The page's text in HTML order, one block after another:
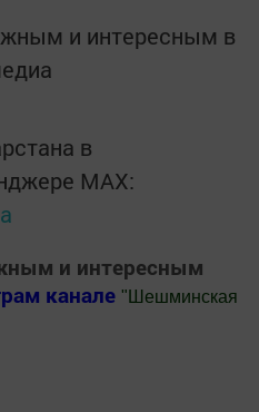
и интересным в
в
MАХ:
и интересным
канале " Шешминская